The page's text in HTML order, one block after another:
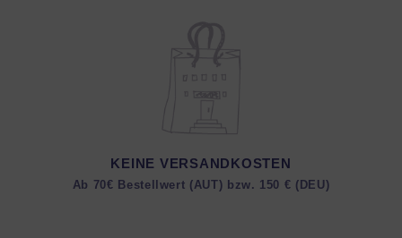
KEINE VERSANDKOSTEN
Ab 70€ Bestellwert (AUT) bzw. 150 € (DEU)